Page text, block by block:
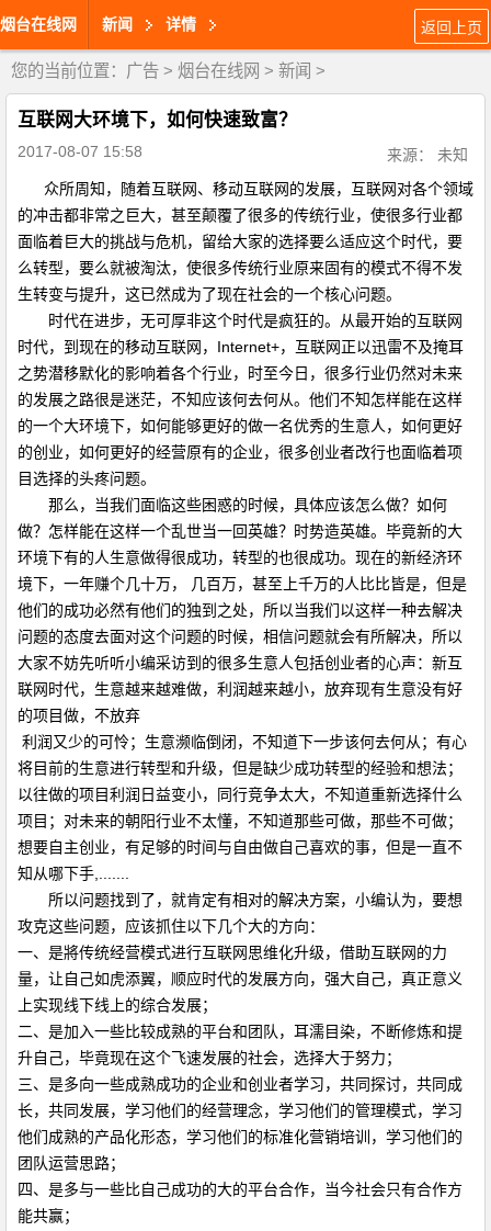
烟台在线网 新闻 详情 返回上页
您的当前位置： 广告 > 烟台在线网 > 新闻 >
互联网大环境下，如何快速致富？
2017-08-07 15:58
来源： 未知
众所周知，随着互联网、移动互联网的发展，互联网对各个领域
的冲击都非常之巨大，甚至颠覆了很多的传统行业，使很多行业都
面临着巨大的挑战与危机，留给大家的选择要么适应这个时代，要
么转型，要么就被淘汰，使很多传统行业原来固有的模式不得不发
生转变与提升，这已然成为了现在社会的一个核心问题。
时代在进步，无可厚非这个时代是疯狂的。从最开始的互联网
时代，到现在的移动互联网，Internet+，互联网正以迅雷不及掩耳
之势潜移默化的影响着各个行业，时至今日，很多行业仍然对未来
的发展之路很是迷茫，不知应该何去何从。他们不知怎样能在这样
的一个大环境下，如何能够更好的做一名优秀的生意人，如何更好
的创业，如何更好的经营原有的企业，很多创业者改行也面临着项
目选择的头疼问题。
那么，当我们面临这些困惑的时候，具体应该怎么做？如何
做？怎样能在这样一个乱世当一回英雄？时势造英雄。毕竟新的大
环境下有的人生意做得很成功，转型的也很成功。现在的新经济环
境下，一年赚个几十万， 几百万，甚至上千万的人比比皆是，但是
他们的成功必然有他们的独到之处，所以当我们以这样一种去解决
问题的态度去面对这个问题的时候，相信问题就会有所解决，所以
大家不妨先听听小编采访到的很多生意人包括创业者的心声：新互
联网时代，生意越来越难做，利润越来越小，放弃现有生意没有好
的项目做，不放弃
利润又少的可怜；生意濒临倒闭，不知道下一步该何去何从；有心
将目前的生意进行转型和升级，但是缺少成功转型的经验和想法；
以往做的项目利润日益变小，同行竞争太大，不知道重新选择什么
项目；对未来的朝阳行业不太懂，不知道那些可做，那些不可做；
想要自主创业，有足够的时间与自由做自己喜欢的事，但是一直不
知从哪下手,.......
所以问题找到了，就肯定有相对的解决方案，小编认为，要想
攻克这些问题，应该抓住以下几个大的方向：
一、是將传统经营模式进行互联网思维化升级，借助互联网的力
量，让自己如虎添翼，顺应时代的发展方向，强大自己，真正意义
上实现线下线上的综合发展；
二、是加入一些比较成熟的平台和团队，耳濡目染，不断修炼和提
升自己，毕竟现在这个飞速发展的社会，选择大于努力；
三、是多向一些成熟成功的企业和创业者学习，共同探讨，共同成
长，共同发展，学习他们的经营理念，学习他们的管理模式，学习
他们成熟的产品化形态，学习他们的标准化营销培训，学习他们的
团队运营思路；
四、是多与一些比自己成功的大的平台合作，当今社会只有合作方
能共赢；